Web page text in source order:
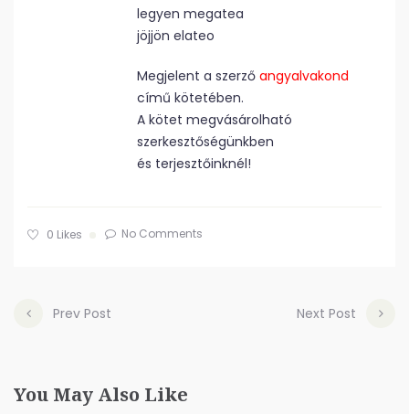
legyen megatea
jöjjön elateo
Megjelent a szerző angyalvakond
című kötetében.
A kötet megvásárolható
szerkesztőségünkben
és terjesztőinknél!
0 Likes No Comments
Prev Post Next Post
You May Also Like